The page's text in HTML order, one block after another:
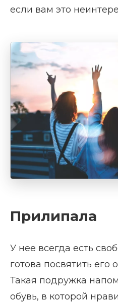
если вам это
Прилипала
У нее всегда есть
готова посвятить
Такая подружка
обувь, в которой